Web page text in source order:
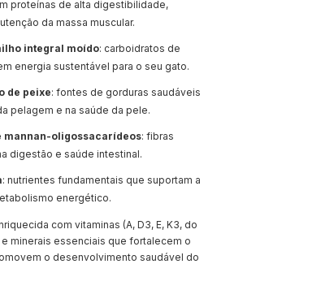
proteínas de alta digestibilidade,
da massa muscular.
integral moído: carboidratos de
energia sustentável para o seu gato.
de peixe: fontes de gorduras saudáveis
pelagem e na saúde da pele.
mannan-oligossacarídeos: fibras
digestão e saúde intestinal.
: nutrientes fundamentais que suportam a
energético.
com vitaminas (A, D3, E, K3, do
minerais essenciais que fortalecem o
o desenvolvimento saudável do